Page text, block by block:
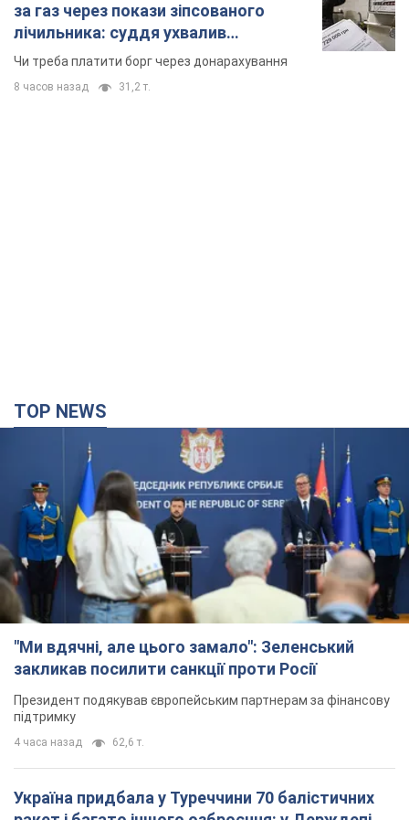
за газ через покази зіпсованого
лічильника: суддя ухвалив
неочікуване рішення
Чи треба платити борг через донарахування
8 часов назад 31,2 т.
TOP NEWS
"Ми вдячні, але цього замало": Зеленський
закликав посилити санкції проти Росії
Президент подякував європейським партнерам за фінансову
підтримку
4 часа назад 62,6 т.
Україна придбала у Туреччини 70 балістичних